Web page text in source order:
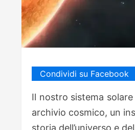
Condividi su Facebook
Il nostro sistema
archivio cosmico, un
storia dell’universo e